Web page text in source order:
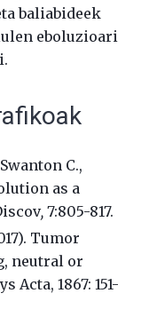
baliabideek
eboluzioari
C.,
as a
, 7:805-817.
Tumor
neutral or
Acta, 1867: 151-